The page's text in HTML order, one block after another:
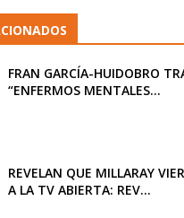
FRAN GARCÍA-HUIDOBRO
“ENFERMOS MENTALES...
REVELAN QUE MILLARAY
A LA TV ABIERTA: REV...